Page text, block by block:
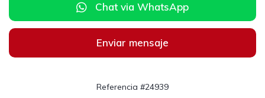
Chat via WhatsApp
Enviar mensaje
Referencia #24939